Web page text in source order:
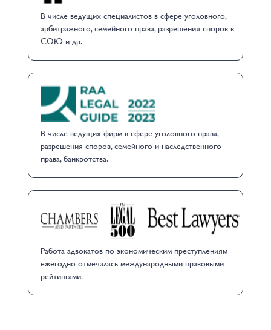
В числе ведущих специалистов в сфере уголовного,
арбитражного, семейного права, разрешения споров в
СОЮ и др.
В числе ведущих фирм в сфере уголовного права,
разрешения споров, семейного и наследственного
права, банкротства.
Работа адвокатов по экономическим преступлениям
ежегодно отмечалась международными правовыми
рейтингами.